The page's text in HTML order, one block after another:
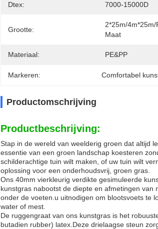
Dtex: 7000-15000D
Grootte:
2*25m/4m*25m/
Maat
Materiaal: PE&PP
Markeren: Comfortabel
Productomschrijving
Productbeschrijving:
Stap in de wereld van weelderig groen dat altijd
essentie van een groen landschap koesteren
schilderachtige tuin wilt maken, of uw tuin wilt
oplossing voor een onderhoudsvrij, groen gras.
Ons 40mm vierkleurig verdikte gesimuleerde
kunstgras nabootst de diepte en afmetingen
onder de voeten.u uitnodigen om blootsvoets te
water of mest.
De ruggengraat van ons kunstgras is het
butadien rubber) latex.Deze drielaagse steun